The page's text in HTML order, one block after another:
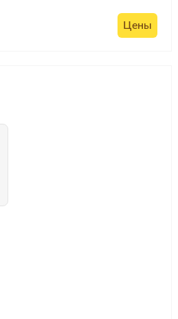
Цены